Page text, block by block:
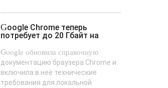
Google Chrome теперь
потребует до 20 Гбайт на
Google обновила справочную
документацию браузера Chrome и
включила в неё технические
требования для локальной